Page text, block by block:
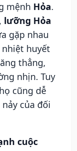
mệnh Hỏa.
lưỡng Hỏa
gặp nhau
huyết
thẳng,
nhịn. Tuy
cũng dễ
của đối
cuộc